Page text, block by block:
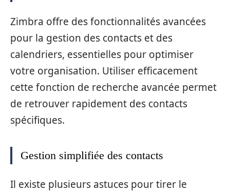
Zimbra offre des fonctionnalités avancées
pour la gestion des contacts et des
calendriers, essentielles pour optimiser
votre organisation. Utiliser efficacement
cette fonction de recherche avancée permet
de retrouver rapidement des contacts
spécifiques.
Gestion simplifiée des contacts
Il existe plusieurs astuces pour tirer le